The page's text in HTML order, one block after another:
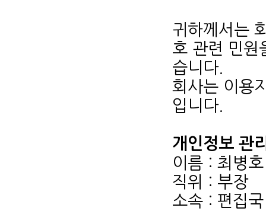
귀하께서는
호 관련 민원
습니다.
회사는 이용
입니다.
개인정보 관
이름 : 최병호
직위 : 부장
소속 : 편집국